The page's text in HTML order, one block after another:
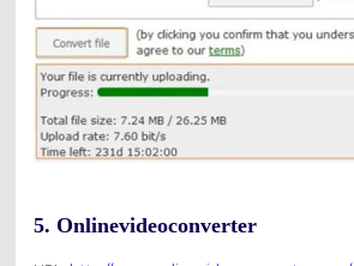
5. Onlinevideoconverter